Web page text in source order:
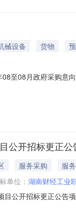
械设备 货物
至08月政府采购意
08备注：本次公
公开招标更正公
服务采购
服务
单位： 湖南财经工业
公开招标更正公告
00分00秒延期开标